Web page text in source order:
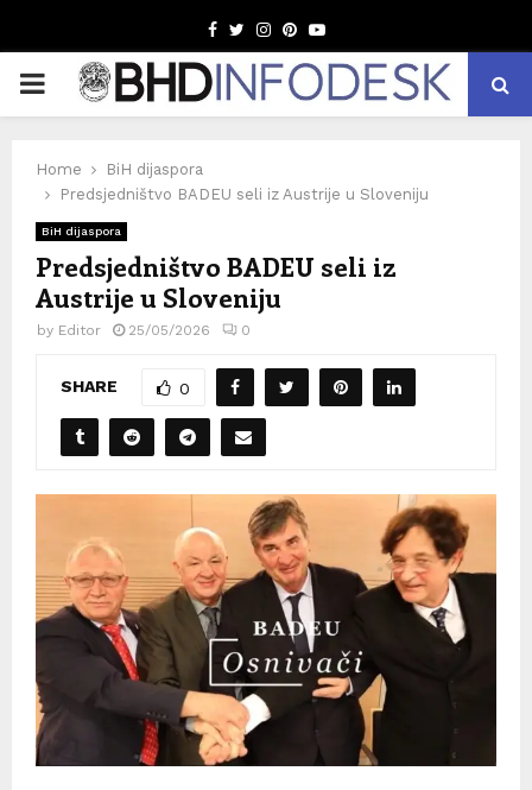
Facebook
TwitterInstagram
Pinterest
Youtube
PRIMARY
Home
BiH dijaspora
Predsjedništvo BADEU seli iz Austrije u Sloveniju
BiH dijaspora
Predsjedništvo BADEU seli iz
Austrije u Sloveniju
by Editor 25/05/2026 0
SHARE 0